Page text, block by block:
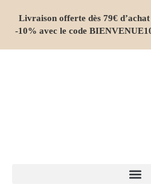
Livraison offerte dès 79€ d’achat
-10% avec le code